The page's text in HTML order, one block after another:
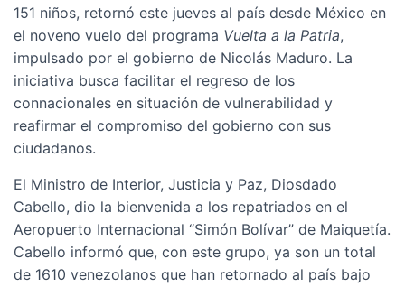
151 niños, retornó este jueves al país desde México en
el noveno vuelo del programa Vuelta a la Patria,
impulsado por el gobierno de Nicolás Maduro. La
iniciativa busca facilitar el regreso de los
connacionales en situación de vulnerabilidad y
reafirmar el compromiso del gobierno con sus
ciudadanos.
El Ministro de Interior, Justicia y Paz, Diosdado
Cabello, dio la bienvenida a los repatriados en el
Aeropuerto Internacional “Simón Bolívar” de Maiquetía.
Cabello informó que, con este grupo, ya son un total
de 1610 venezolanos que han retornado al país bajo